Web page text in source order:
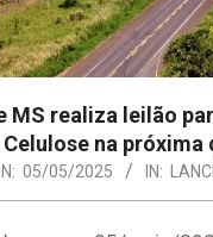
MS realiza leilão
Celulose na
05/05/2025 IN: